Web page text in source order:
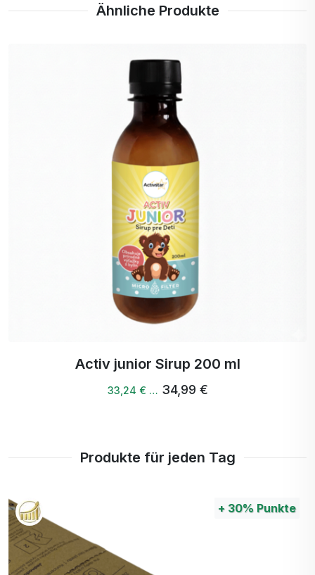
Lunge und die Atemwege.
entzündungshemmend und
schleimlösend, verdünnt
zähflüssigen Schleim und
fördert das Abhusten. Es ist
hilfreich bei Infektionen mit
verschiedenen Viren,
Erkrankungen der Atemwege,
Bronchitis.
Es ist ein natürliches Heilmittel,
das bei Virusinfektionen eine
starke entzündungshemmende
Wirkung hat. Sein minziges
Aroma kann die Lunge
wirksam reinigen. Es hilft auch
bei Sinusitis, Bronchitis und
Ähnliche Produkte
Activ junior Sirup 200 ml
33,24 € … 34,99 €
Produkte für jeden Tag
+ 30% Punkte